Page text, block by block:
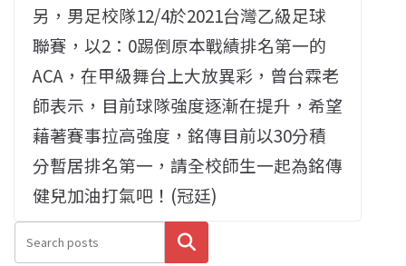
另，男足校隊12/4於2021台灣乙級足球
聯賽，以2：0踢倒原本戰績排名第一的
ACA，在甲級舞台上大放異彩，曾台霖老
師表示，目前球隊強度逐漸在提升，希望
藉著賽事拉高強度，銘傳目前以30分積
分暫居排名第一，請全校師生一起為銘傳
健兒加油打氣吧！(冠廷)
搜尋